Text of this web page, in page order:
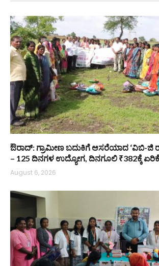
ಔರಾದ್: ಗ್ರಾಮೀಣ ಬದುಕಿಗೆ ಆಸರೆಯಾದ ‘ವಿಬಿ-
– 125 ದಿನಗಳ ಉದ್ಯೋಗ, ದಿನಗೂಲಿ ₹382ಕ್ಕೆ ಏರಿಕೆ
August 6, 2026